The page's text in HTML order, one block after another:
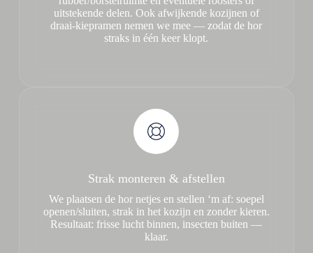
uitstekende delen. Ook afwijkende kozijnen of
draai-kiepramen nemen we mee — zodat de hor
straks in één keer klopt.
Strak monteren & afstellen
We plaatsen de hor netjes en stellen ‘m af: soepel
openen/sluiten, strak in het kozijn en zonder kieren.
Resultaat: frisse lucht binnen, insecten buiten —
klaar.